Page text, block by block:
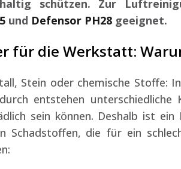
schützen. Zur
und Defensor PH28 geeignet.
für die Werkstatt:
Stein oder chemische Stoffe:
entstehen
sein können. Deshalb ist
Schadstoffen, die für ein